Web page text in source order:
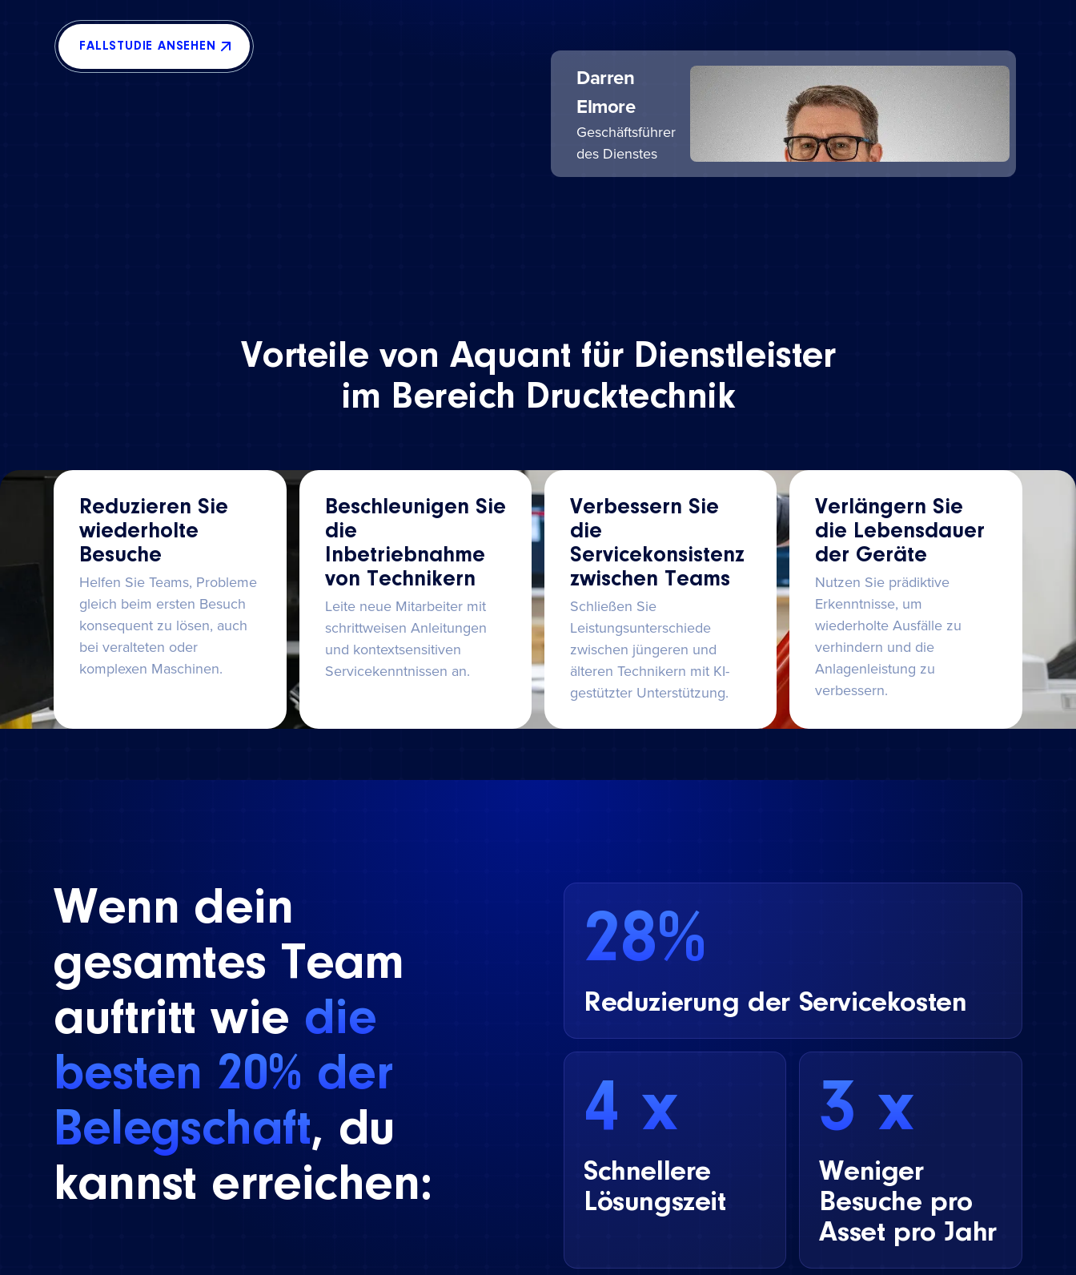
FALLSTUDIE ANSEHEN
Darren
Elmore
Geschäftsführer
des Dienstes
Vorteile von Aquant für Dienstleister
im Bereich Drucktechnik
Reduzieren Sie
wiederholte
Besuche
Helfen Sie Teams, Probleme
gleich beim ersten Besuch
konsequent zu lösen, auch
bei veralteten oder
komplexen Maschinen.
Beschleunigen Sie
die
Inbetriebnahme
von Technikern
Leite neue Mitarbeiter mit
schrittweisen Anleitungen
und kontextsensitiven
Servicekenntnissen an.
Verbessern Sie
die
Servicekonsistenz
zwischen Teams
Schließen Sie
Leistungsunterschiede
zwischen jüngeren und
älteren Technikern mit KI-
gestützter Unterstützung.
Verlängern Sie
die Lebensdauer
der Geräte
Nutzen Sie prädiktive
Erkenntnisse, um
wiederholte Ausfälle zu
verhindern und die
Anlagenleistung zu
verbessern.
Wenn dein
gesamtes Team
auftritt wie die
besten 20% der
Belegschaft, du
kannst erreichen:
28%
Reduzierung der Servicekosten
4 x
Schnellere
Lösungszeit
3 x
Weniger
Besuche pro
Asset pro Jahr